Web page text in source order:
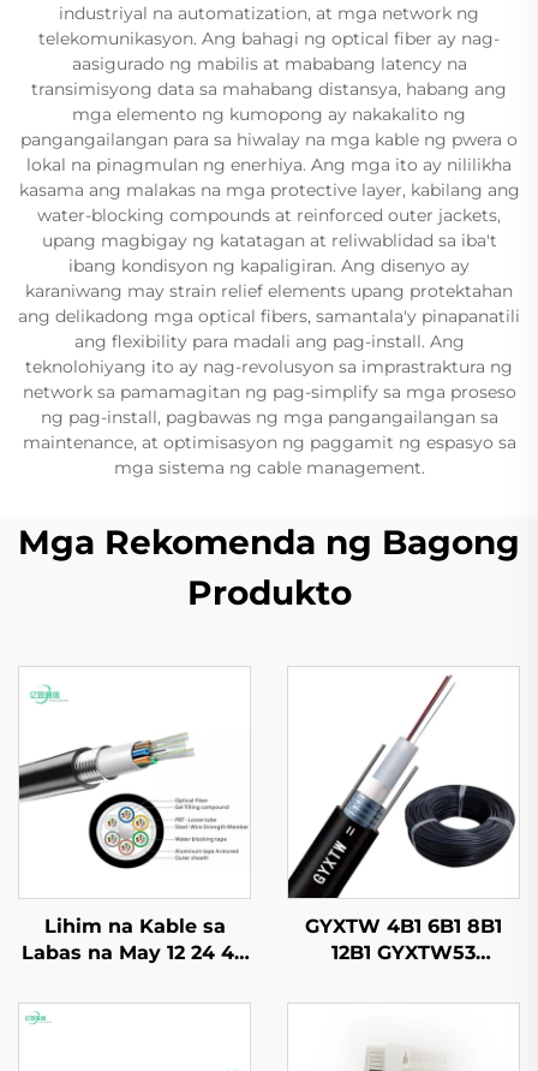
industriyal na automatization, at mga network ng
telekomunikasyon. Ang bahagi ng optical fiber ay nag-
aasigurado ng mabilis at mababang latency na
transimisyong data sa mahabang distansya, habang ang
mga elemento ng kumopong ay nakakalito ng
pangangailangan para sa hiwalay na mga kable ng pwera o
lokal na pinagmulan ng enerhiya. Ang mga ito ay nililikha
kasama ang malakas na mga protective layer, kabilang ang
water-blocking compounds at reinforced outer jackets,
upang magbigay ng katatagan at reliwablidad sa iba't
ibang kondisyon ng kapaligiran. Ang disenyo ay
karaniwang may strain relief elements upang protektahan
ang delikadong mga optical fibers, samantala'y pinapanatili
ang flexibility para madali ang pag-install. Ang
teknolohiyang ito ay nag-revolusyon sa imprastraktura ng
network sa pamamagitan ng pag-simplify sa mga proseso
ng pag-install, pagbawas ng mga pangangailangan sa
maintenance, at optimisasyon ng paggamit ng espasyo sa
mga sistema ng cable management.
Mga Rekomenda ng Bagong
Produkto
Lihim na Kable sa
Labas na May 12 24 48
GYTA Fiber Optic
GYXTW 4B1 6B1 8B1
12B1 GYXTW53